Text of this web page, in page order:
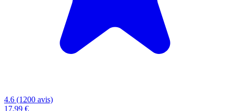
4.6 (1200 avis)
17,99 €